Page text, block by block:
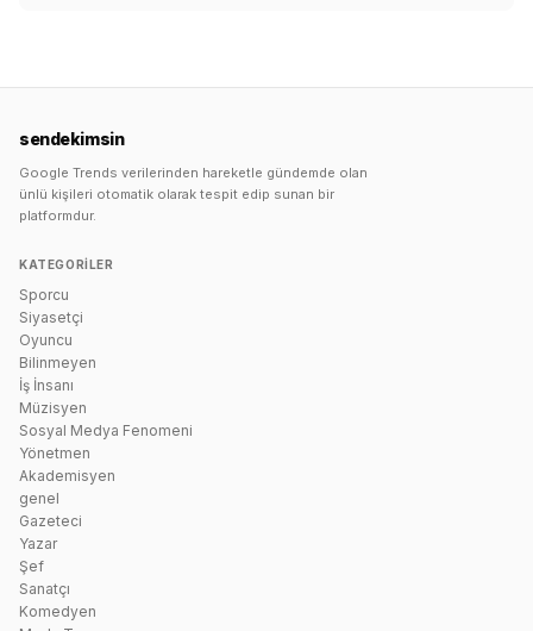
sendekimsin
Google Trends verilerinden hareketle gündemde olan
ünlü kişileri otomatik olarak tespit edip sunan bir
platformdur.
KATEGORILER
Sporcu
Siyasetçi
Oyuncu
Bilinmeyen
İş İnsanı
Müzisyen
Sosyal Medya Fenomeni
Yönetmen
Akademisyen
genel
Gazeteci
Yazar
Şef
Sanatçı
Komedyen